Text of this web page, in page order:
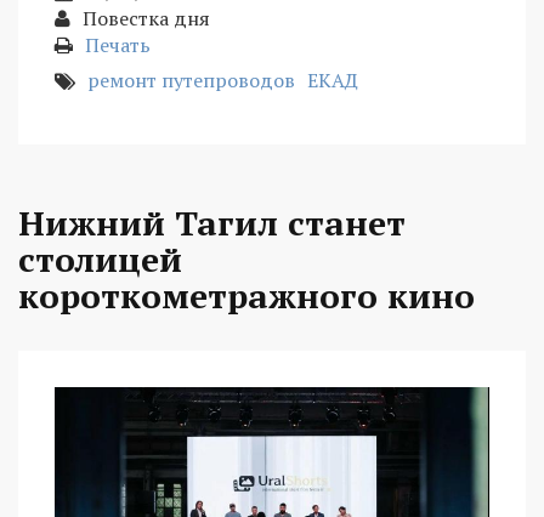
Повестка дня
Печать
ремонт путепроводов ЕКАД
Нижний Тагил станет
столицей
короткометражного кино